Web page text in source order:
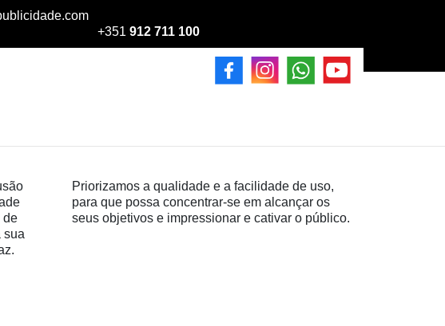
+351 912 711 100
de
sua
Priorizamos a qualidade e a facilidade de uso,
para que possa concentrar-se em alcançar os
seus objetivos e impressionar e cativar o público.